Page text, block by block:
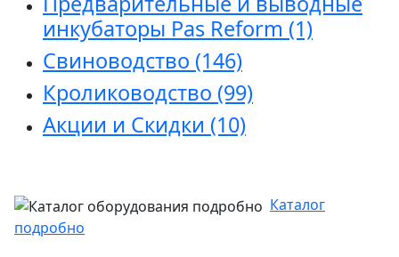
инкубаторы Pas Reform (1)
Свиноводство (146)
Кролиководство (99)
Акции и Скидки (10)
Каталог
подробно